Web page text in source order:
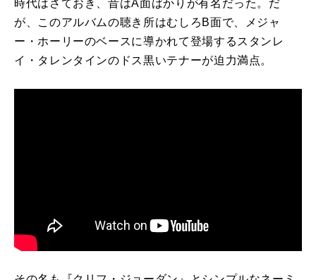
時代はさておき、昔はA面ばかりが有名だった。だ
が、このアルバムの聴き所はむしろ B面で、メジャ
ー・ホーリーのベースに導かれて登場するスタンレ
イ・タレンタインのドス黒いテナーが迫力満点。